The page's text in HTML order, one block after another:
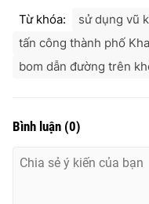
Từ khóa:
sử dụng vũ
tấn công thành phố
bom dẫn đường trên
Bình luận (0)